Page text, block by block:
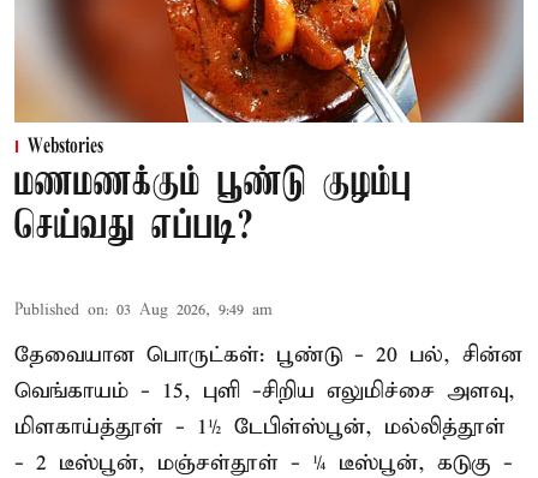
Webstories
மணமணக்கும் பூண்டு குழம்பு
செய்வது எப்படி?
Published on: 03 Aug 2026, 9:49 am
தேவையான பொருட்கள்: பூண்டு - 20 பல், சின்ன
வெங்காயம் - 15, புளி -சிறிய எலுமிச்சை அளவு,
மிளகாய்த்தூள் - 1½ டேபிள்ஸ்பூன், மல்லித்தூள்
- 2 டீஸ்பூன், மஞ்சள்தூள் - ¼ டீஸ்பூன், கடுகு -